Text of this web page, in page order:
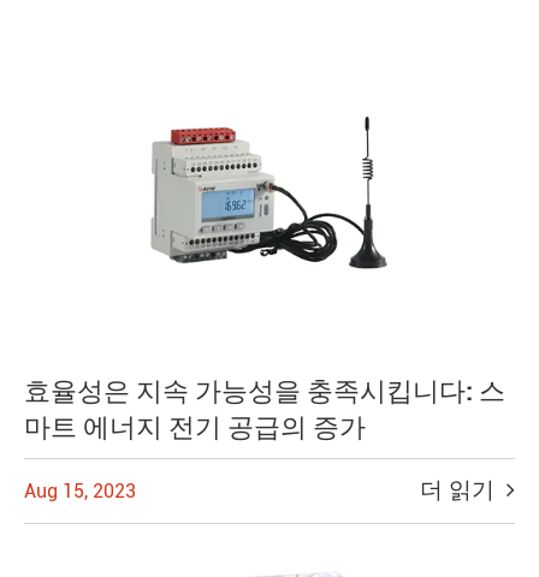
효율성은 지속 가능성을 충족시킵니다: 스
마트 에너지 전기 공급의 증가
Aug 15, 2023 더 읽기